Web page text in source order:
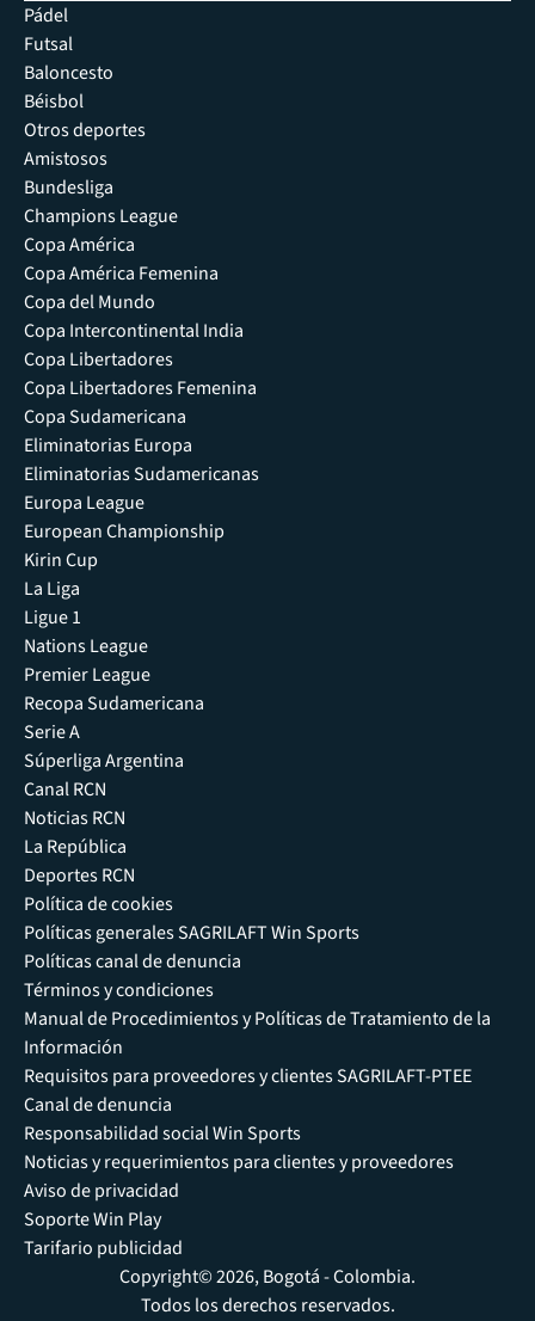
Pádel
Futsal
Baloncesto
Béisbol
Otros deportes
Amistosos
Bundesliga
Champions League
Copa América
Copa América Femenina
Copa del Mundo
Copa Intercontinental India
Copa Libertadores
Copa Libertadores Femenina
Copa Sudamericana
Eliminatorias Europa
Eliminatorias Sudamericanas
Europa League
European Championship
Kirin Cup
La Liga
Ligue 1
Nations League
Premier League
Recopa Sudamericana
Serie A
Súperliga Argentina
Canal RCN
Noticias RCN
La República
Deportes RCN
Política de cookies
Políticas generales SAGRILAFT Win Sports
Políticas canal de denuncia
Términos y condiciones
Manual de Procedimientos y Políticas de Tratamiento de la
Información
Requisitos para proveedores y clientes SAGRILAFT-PTEE
Canal de denuncia
Responsabilidad social Win Sports
Noticias y requerimientos para clientes y proveedores
Aviso de privacidad
Soporte Win Play
Tarifario publicidad
Copyright© 2026, Bogotá - Colombia.
Todos los derechos reservados.